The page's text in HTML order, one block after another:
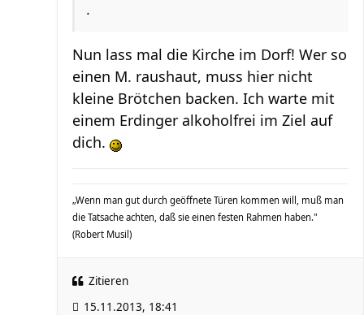
.
Nun lass mal die Kirche im Dorf! Wer so
einen M. raushaut, muss hier nicht
kleine Brötchen backen. Ich warte mit
einem Erdinger alkoholfrei im Ziel auf
dich.
„Wenn man gut durch geöffnete Türen kommen will, muß man
die Tatsache achten, daß sie einen festen Rahmen haben."
(Robert Musil)
Zitieren
15.11.2013, 18:41